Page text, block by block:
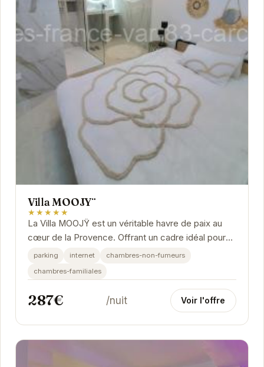
Villa MOOJŸ
★★★★★
La Villa MOOJŸ est un véritable havre de paix au
cœur de la Provence. Offrant un cadre idéal pour
des vacances en famille ou entre amis, cette...
parking internet
chambres-non-fumeurs
chambres-familiales
287€ /nuit Voir l'offre